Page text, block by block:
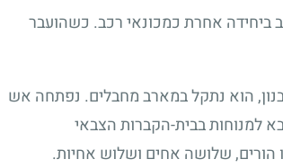
אחרת כמכונאי רכב. כשהועבר
הוא נתקל במארב מחבלים. נפתחה אש
למנוחות בבית-הקברות הצבאי
הורים, שלושה אחים ושלוש אחיות.